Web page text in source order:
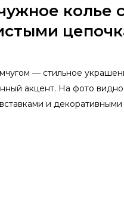
колье
— стильное
акцент. На фото
и